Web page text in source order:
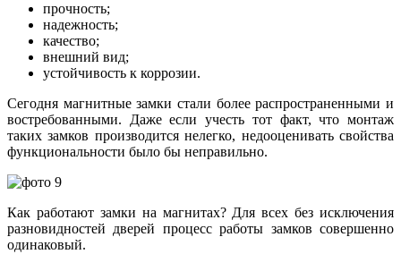
прочность;
надежность;
качество;
внешний вид;
устойчивость к коррозии.
Сегодня магнитные замки стали более распространенными и
востребованными. Даже если учесть тот факт, что монтаж
таких замков производится нелегко, недооценивать свойства
функциональности было бы неправильно.
Как работают замки на магнитах? Для всех без исключения
разновидностей дверей процесс работы замков совершенно
одинаковый.